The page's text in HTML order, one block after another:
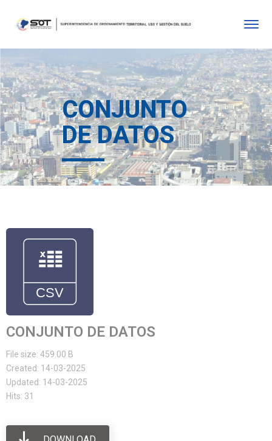
CONJUNTO
DE DATOS
CONJUNTO DE DATOS
File size: 459.00 B
Created: 14-03-2025
Updated: 14-03-2025
Hits: 31